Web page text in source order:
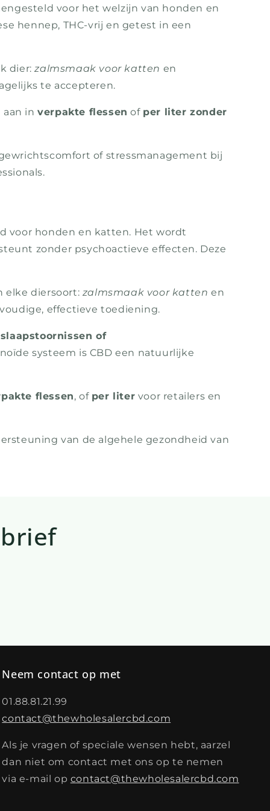
voor het welzijn van honden en
hennep, THC-vrij en getest in een
dier:zalmsmaak voor katten en
te accepteren.
aan inverpakte flessen of per liter zonder
of stressmanagement bij
voor honden en katten. Het wordt
zonder psychoactieve effecten. Deze
elke diersoort: zalmsmaak voor katten en
effectieve toediening.
of
systeem is CBD een natuurlijke
flessen, of per liter voor retailers en
van de algehele gezondheid van
Neem contact op met
01.88.81.21.99
contact@thewholesalercbd.com
Als je vragen of speciale wensen hebt, aarzel
dan niet om contact met ons op te nemen
via e-mail op contact@thewholesalercbd.com